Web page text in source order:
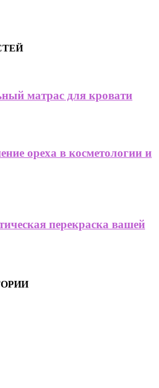
матрас для кровати
ореха в косметологии и
перекраска вашей